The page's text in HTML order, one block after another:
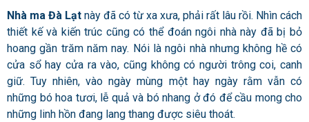
Nhà ma Đà Lạt này đã có từ xa xưa, phải rất lâu rồi. Nhìn cách
thiết kế và kiến trúc cũng có thể đoán ngôi nhà này đã bị bỏ
hoang gần trăm năm nay. Nói là ngôi nhà nhưng không hề có
cửa sổ hay cửa ra vào, cũng không có người trông coi, canh
giữ. Tuy nhiên, vào ngày mùng một hay ngày rằm vẫn có
những bó hoa tươi, lễ quả và bó nhang ở đó để cầu mong cho
những linh hồn đang lang thang được siêu thoát.